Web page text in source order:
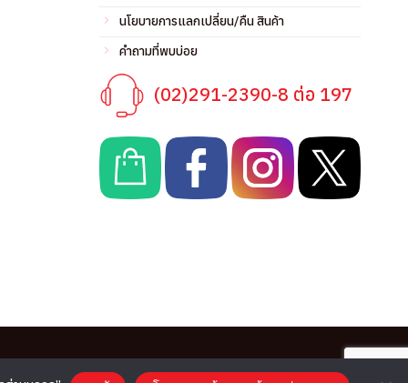
นโยบายการแลกเปลี่ยน/คืน สินค้า
คำถามที่พบบ่อย
(02)291-2390-8 ต่อ 197